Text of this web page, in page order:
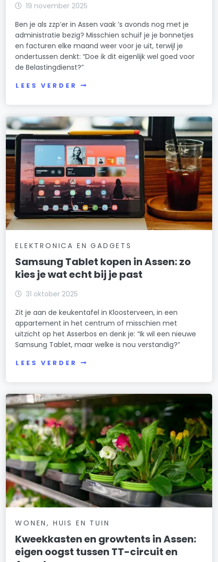
19 november 2025
Ben je als zzp’er in Assen vaak ’s avonds nog met je
administratie bezig? Misschien schuif je je bonnetjes
en facturen elke maand weer voor je uit, terwijl je
ondertussen denkt: “Doe ik dit eigenlijk wel goed voor
de Belastingdienst?”
LEES VERDER
ELEKTRONICA EN GADGETS
Samsung Tablet kopen in Assen: zo
kies je wat echt bij je past
31 oktober 2025
Zit je aan de keukentafel in Kloosterveen, in een
appartement in het centrum of misschien met
uitzicht op het Asserbos en denk je: “Ik wil een nieuwe
Samsung Tablet, maar welke is nou verstandig?”
LEES VERDER
WONEN, HUIS EN TUIN
Kweekkasten en growtents in Assen:
eigen oogst tussen TT-circuit en